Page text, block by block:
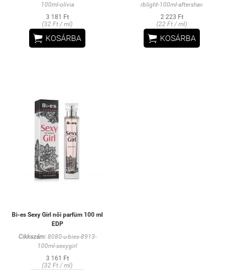
100ml-olivia
3 181 Ft
(32 Ft / ml)
 KOSÁRBA
rblight-100ml-aftershav
2 223 Ft
(22 Ft / ml)
 KOSÁRBA
Bi-es Sexy Girl női parfüm 100 ml
EDP
Cikkszám:8080-u-bies-8913-
100ml-sexygirl
3 161 Ft
(32 Ft / ml)